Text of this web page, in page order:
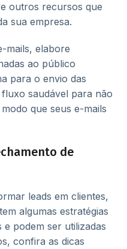
outros recursos que
sua empresa.
mails, elabore
ao público
para o envio das
saudável para não
que seus e-mails
de
leads em clientes,
algumas estratégias
podem ser utilizadas
confira as dicas